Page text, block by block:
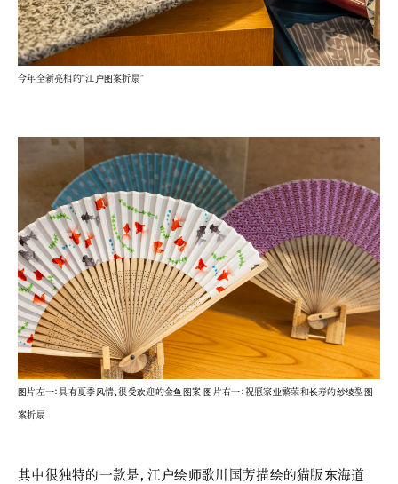
今年全新亮相的“江户图案折扇”
图片左一：具有夏季风情、很受欢迎的金鱼图案 图片右一：祝愿家业繁荣和长寿的纱绫型图
案折扇
其中很独特的一款是，江户绘师歌川国芳描绘的猫版东海道